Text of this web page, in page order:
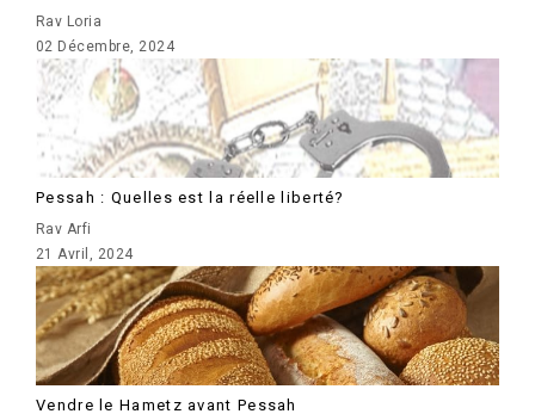
Rav Loria
02 Décembre, 2024
Pessah : Quelles est la réelle liberté?
Rav Arfi
21 Avril, 2024
Vendre le Hametz avant Pessah